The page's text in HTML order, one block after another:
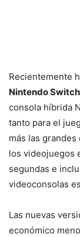
Recientemente
Nintendo
consola híbrida
tanto para el
más las
los videojuegos
segundas e
videoconsolas
Las nuevas
económico